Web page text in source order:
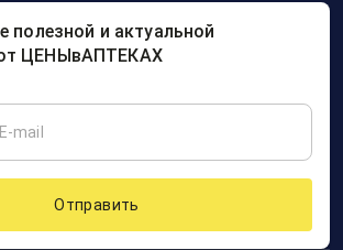
полезной и актуальной
ЦЕНЫвАПТЕКАХ
Отправить